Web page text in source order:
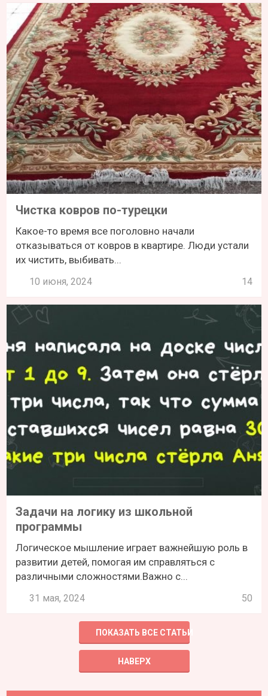
Чистка ковров по-турецки
Какое-то время все поголовно начали
отказываться от ковров в квартире. Люди устали
их чистить, выбивать...
10 июня, 2024 14
Задачи на логику из школьной
программы
Логическое мышление играет важнейшую роль в
развитии детей, помогая им справляться с
различными сложностями.Важно с...
31 мая, 2024 50
ПОКАЗАТЬ ВСЕ СТАТЬИ
НАВЕРХ